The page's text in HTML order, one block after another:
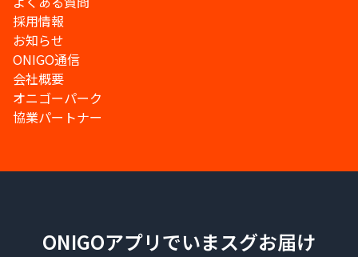
採用情報
お知らせ
ONIGO通信
会社概要
オニゴーパーク
協業パートナー
ONIGOアプリでいまスグお届け